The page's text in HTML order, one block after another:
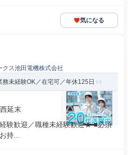
気になる
ス池田電機株式会社
務未経験OK／在宅可／年休125日
延末
験歓迎／職種未経験歓迎★ ■必須
持...